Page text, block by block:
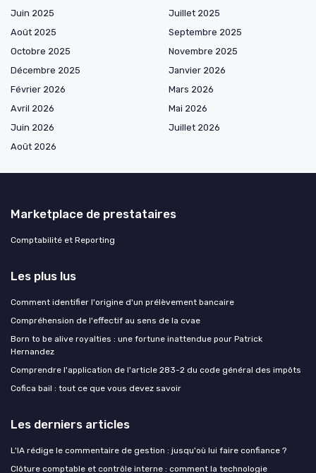
Juin 2025
Juillet 2025
Août 2025
Septembre 2025
Octobre 2025
Novembre 2025
Décembre 2025
Janvier 2026
Février 2026
Mars 2026
Avril 2026
Mai 2026
Juin 2026
Juillet 2026
Août 2026
Marketplace de prestataires
Comptabilité et Reporting
Les plus lus
Comment identifier l'origine d'un prélèvement bancaire
Compréhension de l'effectif au sens de la cvae
Born to be alive royalties : une fortune inattendue pour Patrick
Hernandez
Comprendre l'application de l'article 283-2 du code général des impôts
Cofica bail : tout ce que vous devez savoir
Les derniers articles
L'IA rédige le commentaire de gestion : jusqu'où lui faire confiance ?
Clôture comptable et contrôle interne : comment la technologie